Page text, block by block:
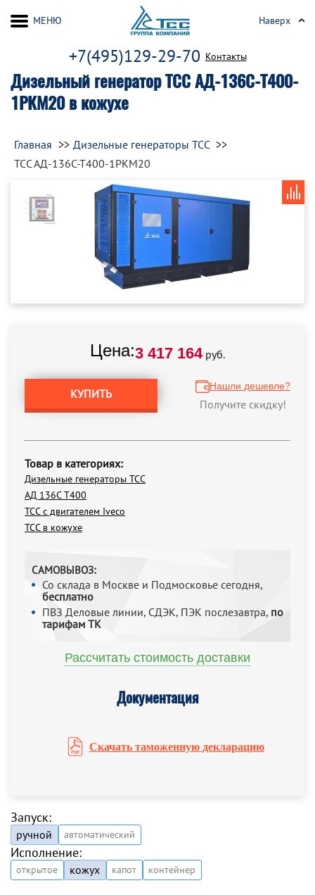
Дизельный генератор ТСС АД-136С-Т400-
1РКМ20 в кожухе
+7(495)129-29-70 Контакты
МЕНЮ Наверх
Главная
Дизельные генераторы ТСС
ТСС АД-136С-Т400-1РКМ20
Цена:3 417 164руб.
КУПИТЬ
Нашли дешевле?
Получите скидку!
Товар в категориях:
Дизельные генераторы ТСС
АД 136С Т400
ТСС с двигателем Iveco
ТСС в кожухе
САМОВЫВОЗ:
Со склада в Москве и Подмосковье сегодня,
бесплатно
ПВЗ Деловые линии, СДЭК, ПЭК послезавтра, по
тарифам ТК
Рассчитать стоимость доставки
Документация
Скачать таможенную декларацию
Запуск:
ручной автоматический
Исполнение:
открытое кожух капот контейнер